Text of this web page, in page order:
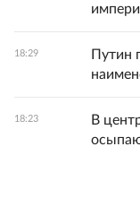
18:29
Путин
18:23
В